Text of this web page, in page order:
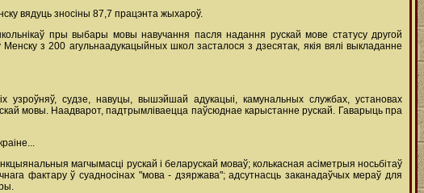
вядуць зносіны 87,7 працэнта жыхароў.
пры выбары мовы навучання пасля надання рускай мове статусу другой
з 200 агульнаадукацыйных школ засталося з дзесятак, якія вялі выкладанне
узроўняў, судзе, навуцы, вышэйшай адукацыі, камунальных службах, установах
мовы. Наадварот, падтрымліваецца паўсюднае карыстанне рускай. Гаварыць пра
магчымасці рускай і беларускай моваў; колькасная асіметрыя носьбітаў
фактару ў суадносінах "мова - дзяржава"; адсутнасць заканадаўчых мераў для